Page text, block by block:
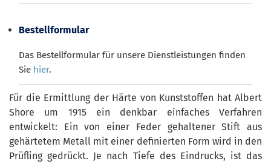
Bestellformular
Das Bestellformular für unsere Dienstleistungen finden
Sie hier.
Für die Ermittlung der Härte von Kunststoffen hat Albert
Shore um 1915 ein denkbar einfaches Verfahren
entwickelt: Ein von einer Feder gehaltener Stift aus
gehärtetem Metall mit einer definierten Form wird in den
Prüfling gedrückt. Je nach Tiefe des Eindrucks, ist das